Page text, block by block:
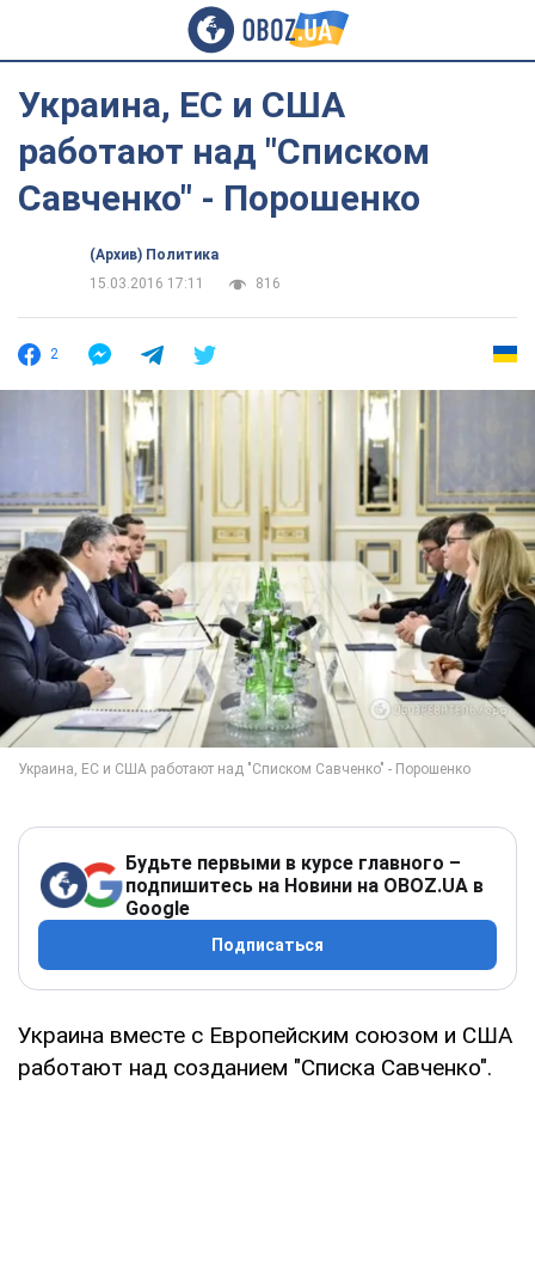
Украина, ЕС и США
работают над "Списком
Савченко" - Порошенко
(Архив) Политика
15.03.2016 17:11
816
2
Будьте первыми в курсе главного –
подпишитесь на Новини на OBOZ.UA в
Google
Подписаться
Украина вместе с Европейским союзом и США
работают над созданием "Списка Савченко".